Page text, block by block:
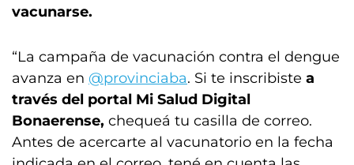
vacunarse.
“La campaña de vacunación contra el dengue
avanza en @provinciaba. Si te inscribiste a
través del portal Mi Salud Digital
Bonaerense, chequeá tu casilla de correo.
Antes de acercarte al vacunatorio en la fecha